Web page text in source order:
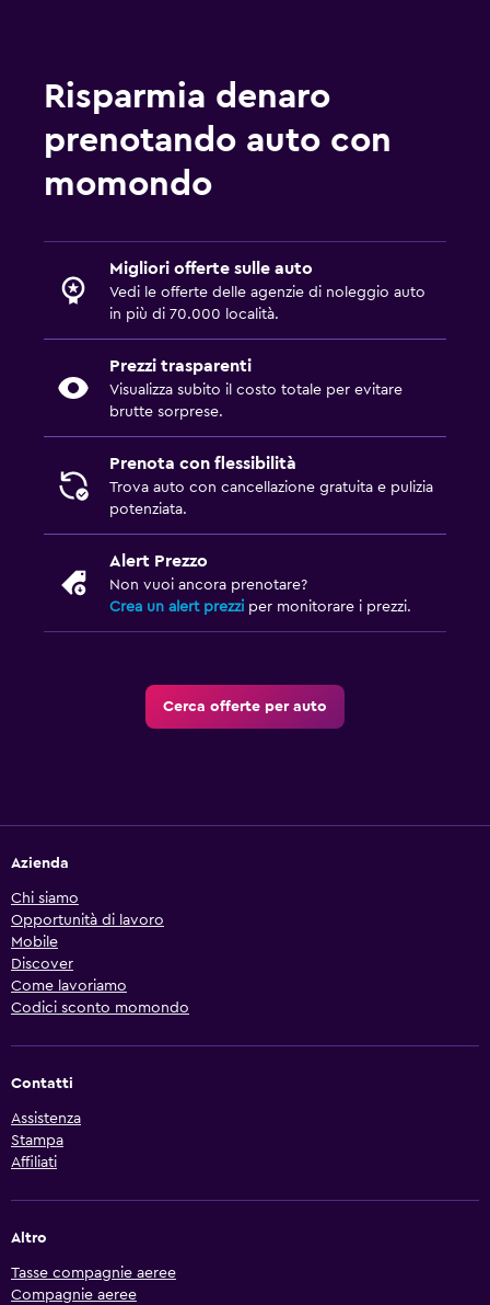
Risparmia denaro
prenotando auto con
momondo
Migliori offerte sulle auto
Vedi le offerte delle agenzie di noleggio auto
in più di 70.000 località.
Prezzi trasparenti
Visualizza subito il costo totale per evitare
brutte sorprese.
Prenota con flessibilità
Trova auto con cancellazione gratuita e pulizia
potenziata.
Alert Prezzo
Non vuoi ancora prenotare?
Crea un alert prezzi per monitorare i prezzi.
Cerca offerte per auto
Azienda
Chi siamo
Opportunità di lavoro
Mobile
Discover
Come lavoriamo
Codici sconto momondo
Contatti
Assistenza
Stampa
Affiliati
Altro
Tasse compagnie aeree
Compagnie aeree